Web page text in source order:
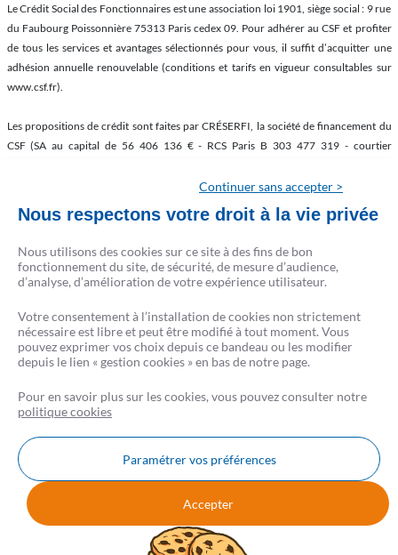
Le Crédit Social des Fonctionnaires est une association loi 1901, siège social : 9 rue
du Faubourg Poissonnière 75313 Paris cedex 09. Pour adhérer au CSF et profiter
de tous les services et avantages sélectionnés pour vous, il suffit d’acquitter une
adhésion annuelle renouvelable (conditions et tarifs en vigueur consultables sur
www.csf.fr).
Les propositions de crédit sont faites par CRÉSERFI, la société de financement du
CSF (SA au capital de 56 406 136 € - RCS Paris B 303 477 319 - courtier
rue du Faubourg Poissonnière 75009 Paris) et ses partenaires prêteurs.
établissements de crédit. Il apporte son concours à la réalisation d’opérations de
La liste complète des partenaires est disponible sur csf.fr.
exigé d’un particulier avant l’obtention d’un ou plusieurs prêts d’argent.
L’emprunteur d’un crédit immobilier dispose d’un délai de réflexion de 10 jours. La
vente est subordonnée à l’obtention du prêt. S’il n’est pas obtenu, le vendeur doit
Nous contacter FAQ AVIS CSF
Mentions légales Données personnelles
Continuer sans accepter >
Nous respectons votre droit à la vie privée
Nous utilisons des cookies sur ce site à des fins de bon
fonctionnement du site, de sécurité, de mesure d’audience,
d’analyse, d’amélioration de votre expérience utilisateur.
Votre consentement à l’installation de cookies non strictement
nécessaire est libre et peut être modifié à tout moment. Vous
pouvez exprimer vos choix depuis ce bandeau ou les modifier
depuis le lien « gestion cookies » en bas de notre page.
Pour en savoir plus sur les cookies, vous pouvez consulter notre
politique cookies
Paramétrer vos préférences
Accepter